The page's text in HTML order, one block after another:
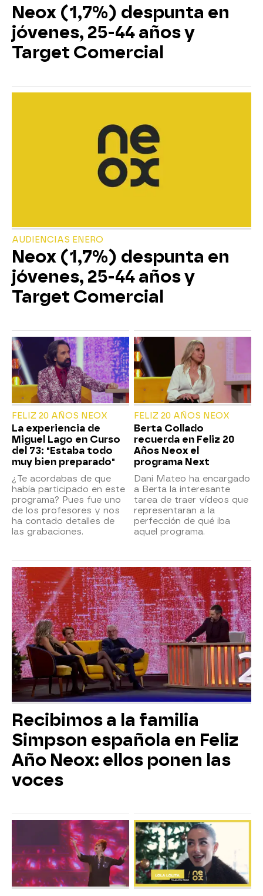
Neox (1,7%) despunta en
jóvenes, 25-44 años y
Target Comercial
AUDIENCIAS ENERO
Neox (1,7%) despunta en
jóvenes, 25-44 años y
Target Comercial
FELIZ 20 AÑOS NEOX
La experiencia de
Miguel Lago en Curso
del 73: "Estaba todo
muy bien preparado"
¿Te acordabas de que
había participado en este
programa? Pues fue uno
de los profesores y nos
ha contado detalles de
las grabaciones.
FELIZ 20 AÑOS NEOX
Berta Collado
recuerda en Feliz 20
Años Neox el
programa Next
Dani Mateo ha encargado
a Berta la interesante
tarea de traer vídeos que
representaran a la
perfección de qué iba
aquel programa.
Recibimos a la familia
Simpson española en Feliz
Año Neox: ellos ponen las
voces